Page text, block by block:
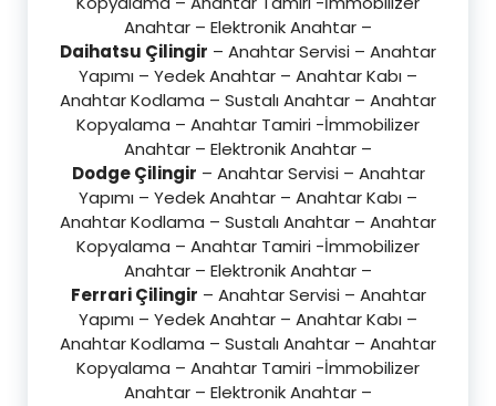
Anahtar – Elektronik Anahtar –
Daihatsu Çilingir – Anahtar Servisi – Anahtar
Yapımı – Yedek Anahtar – Anahtar Kabı –
Anahtar Kodlama – Sustalı Anahtar – Anahtar
Kopyalama – Anahtar Tamiri -İmmobilizer
Anahtar – Elektronik Anahtar –
Dodge Çilingir – Anahtar Servisi – Anahtar
Yapımı – Yedek Anahtar – Anahtar Kabı –
Anahtar Kodlama – Sustalı Anahtar – Anahtar
Kopyalama – Anahtar Tamiri -İmmobilizer
Anahtar – Elektronik Anahtar –
Ferrari Çilingir – Anahtar Servisi – Anahtar
Yapımı – Yedek Anahtar – Anahtar Kabı –
Anahtar Kodlama – Sustalı Anahtar – Anahtar
Kopyalama – Anahtar Tamiri -İmmobilizer
Anahtar – Elektronik Anahtar –